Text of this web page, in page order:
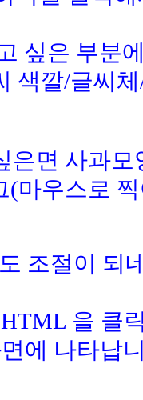
싶은 부분
색깔/글씨
은면 사과
(마우스로
조절이 되
을 클
에 나타납